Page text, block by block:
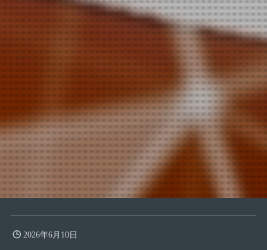
2026年6月10日